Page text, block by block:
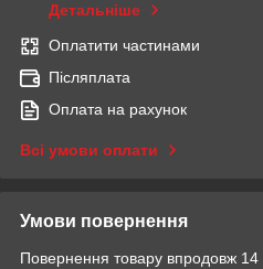
Детальніше
Оплатити частинами
Післяплата
Оплата на рахунок
Всі умови оплати
Умови повернення
Повернення товару впродовж 14